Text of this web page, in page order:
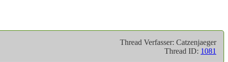
Thread Verfasser: Catzenjaeger
Thread ID: 1081